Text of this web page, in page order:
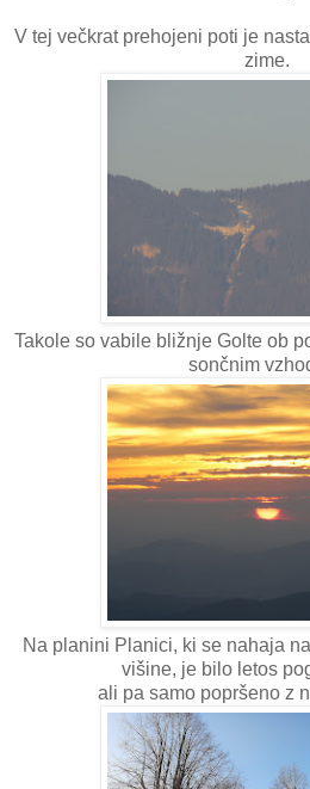
V tej večkrat prehojeni poti je
zime.
Takole so vabile bližnje Golte ob
sončnim
Na planini Planici, ki se nahaja
višine, je bilo letos
ali pa samo popršeno z